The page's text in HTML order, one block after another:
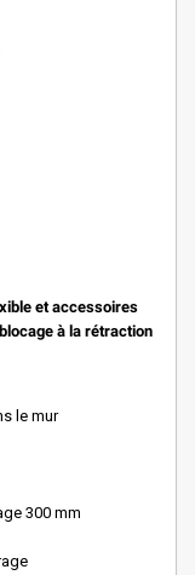
et accessoires
à la rétraction
le mur
300 mm